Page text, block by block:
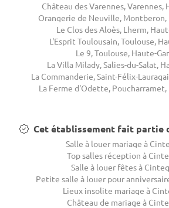
Château des Varennes, Varennes,
Orangerie de Neuville, Montberon,
Le Clos des Aloès, Lherm,
L'Esprit Toulousain, Toulouse,
Le 9, Toulouse, Haute-
La Villa Milady, Salies-du-Salat,
La Commanderie, Saint-Félix-
La Ferme d'Odette, Poucharramet,
Cet établissement fait partie
Salle à louer mariage à
Top salles réception à
Salle à louer fêtes à
Petite salle à louer pour
Lieux insolite mariage à
Château de mariage à